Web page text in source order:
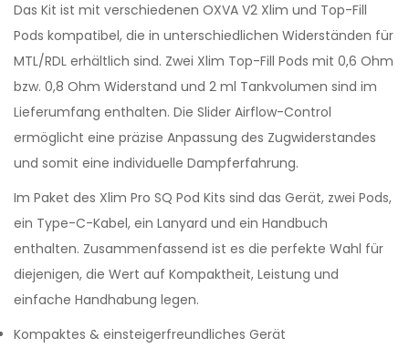
Das Kit ist mit verschiedenen OXVA V2 Xlim und Top-Fill
Pods kompatibel, die in unterschiedlichen Widerständen für
MTL/RDL erhältlich sind. Zwei Xlim Top-Fill Pods mit 0,6 Ohm
bzw. 0,8 Ohm Widerstand und 2 ml Tankvolumen sind im
Lieferumfang enthalten. Die Slider Airflow-Control
ermöglicht eine präzise Anpassung des Zugwiderstandes
und somit eine individuelle Dampferfahrung.
Im Paket des Xlim Pro SQ Pod Kits sind das Gerät, zwei Pods,
ein Type-C-Kabel, ein Lanyard und ein Handbuch
enthalten. Zusammenfassend ist es die perfekte Wahl für
diejenigen, die Wert auf Kompaktheit, Leistung und
einfache Handhabung legen.
Kompaktes & einsteigerfreundliches Gerät